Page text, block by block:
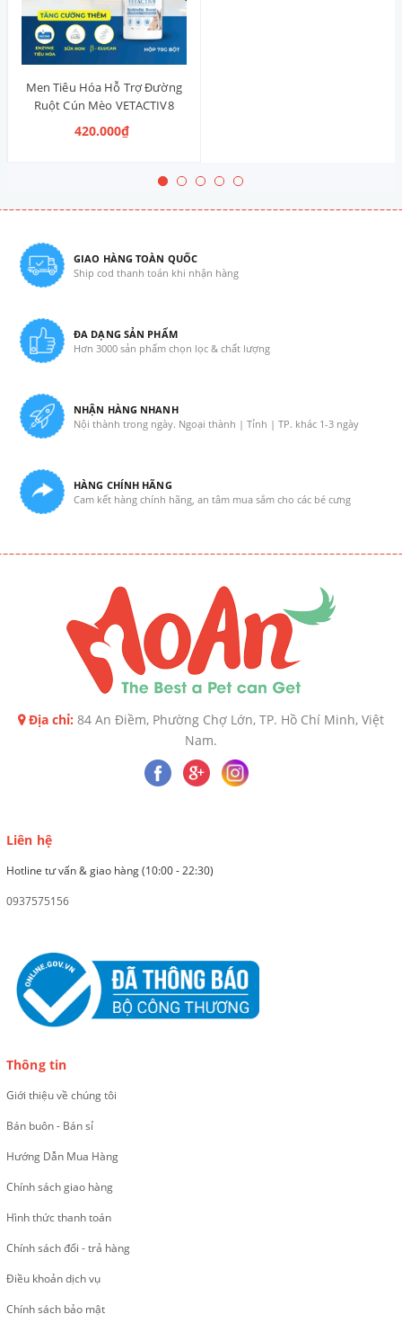
Men Tiêu Hóa Hỗ Trợ Đường
Ruột Cún Mèo VETACTIV8
Synbiotic Boost Úc 70g
420.000₫
GIAO HÀNG TOÀN QUỐC
Ship cod thanh toán khi nhận hàng
ĐA DẠNG SẢN PHẨM
Hơn 3000 sản phẩm chọn lọc & chất lượng
NHẬN HÀNG NHANH
Nội thành trong ngày. Ngoại thành | Tỉnh | TP. khác 1-3 ngày
HÀNG CHÍNH HÃNG
Cam kết hàng chính hãng, an tâm mua sắm cho các bé cưng
Địa chỉ: 84 An Điềm, Phường Chợ Lớn, TP. Hồ Chí Minh, Việt
Nam.
Liên hệ
Hotline tư vấn & giao hàng (10:00 - 22:30)
0937575156
Thông tin
Giới thiệu về chúng tôi
Bán buôn - Bán sỉ
Hướng Dẫn Mua Hàng
Chính sách giao hàng
Hình thức thanh toán
Chính sách đổi - trả hàng
Điều khoản dịch vụ
Chính sách bảo mật